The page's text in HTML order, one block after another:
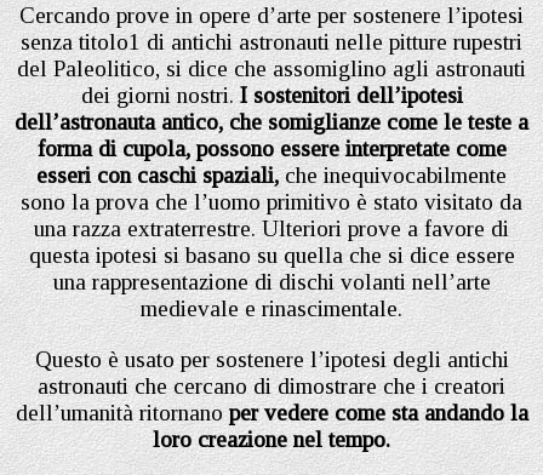
Cercando prove in opere d’arte per sostenere l’ipotesi
senza titolo1 di antichi astronauti nelle pitture rupestri
del Paleolitico, si dice che assomiglino agli astronauti
dei giorni nostri.I sostenitori dell’ipotesi
dell’astronauta antico, che somiglianze come le teste a
forma di cupola, possono essere interpretate come
esseri con caschi spaziali,che inequivocabilmente
sono la prova che l’uomo primitivo è stato visitato da
una razza extraterrestre. Ulteriori prove a favore di
questa ipotesi si basano su quella che si dice essere
una rappresentazione di dischi volanti nell’arte
medievale e rinascimentale.
Questo è usato per sostenere l’ipotesi degli antichi
astronauti che cercano di dimostrare che i creatori
dell’umanità ritornanoper vedere come sta andando la
loro creazione nel tempo.